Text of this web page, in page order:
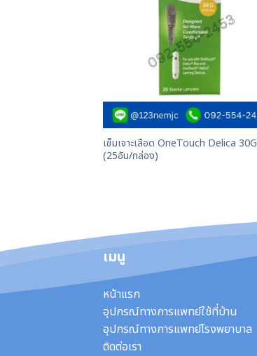
เข็มเจาะเลือด OneTouch Delica 30G
(25อัน/กล่อง)
เมนู
หน้าแรก
อุปกรณ์ทางการแพทย์ใช้ที่บ้าน
อุปกรณ์ทางการแพทย์โรงพยาบาล
ติดต่อเรา